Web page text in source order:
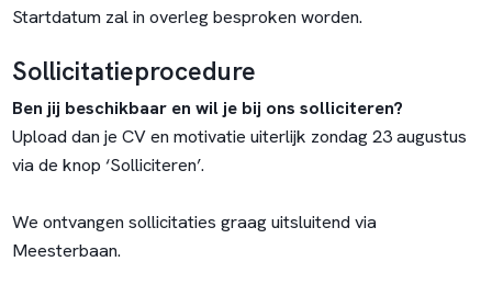
Startdatum zal in overleg besproken worden.
Sollicitatieprocedure
Ben jij beschikbaar en wil je bij ons solliciteren?
Upload dan je CV en motivatie uiterlijk zondag 23 augustus
via de knop ‘Solliciteren’.
We ontvangen sollicitaties graag uitsluitend via
Meesterbaan.